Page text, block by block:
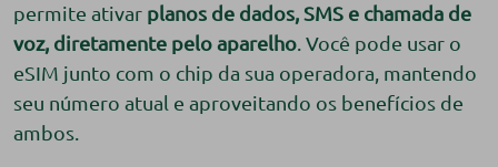
permite ativar planos de dados, SMS e chamada de
voz, diretamente pelo aparelho . Você pode usar o
eSIM junto com o chip da sua operadora, mantendo
seu número atual e aproveitando os benefícios de
ambos.